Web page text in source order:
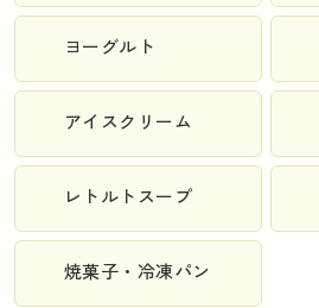
ヨーグルト
アイスクリーム
レトルトスープ
焼菓子・冷凍パン